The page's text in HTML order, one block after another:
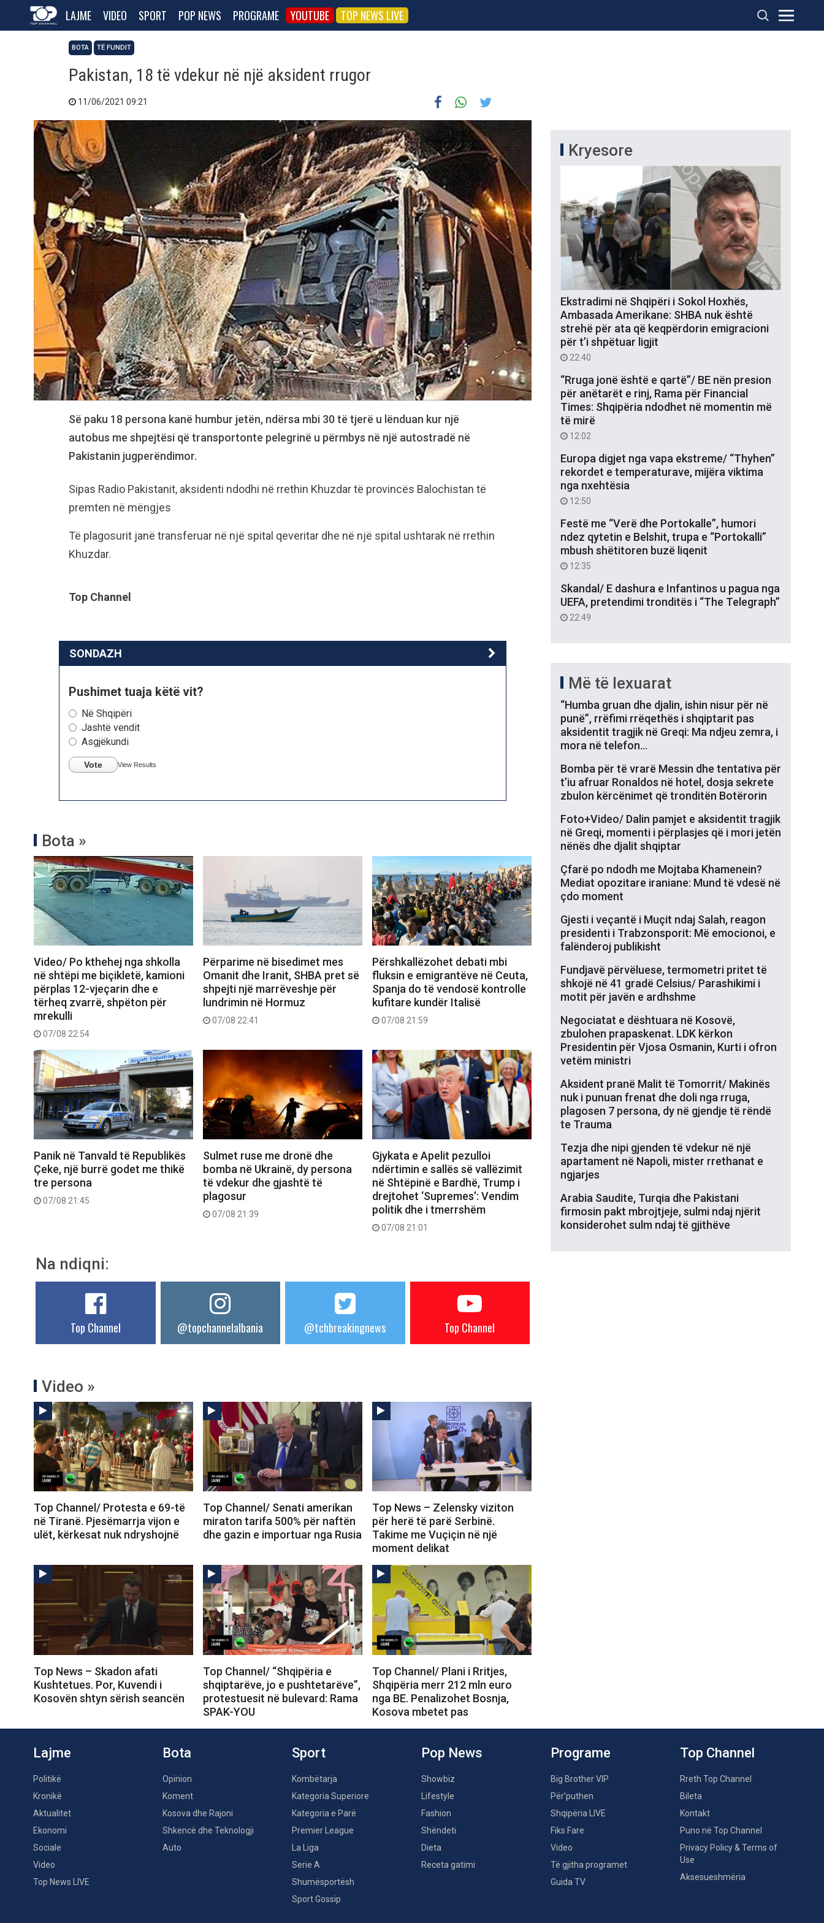
LAJME VIDEO SPORT POP NEWS PROGRAME YOUTUBE TOP NEWS LIVE
BOTA TË FUNDIT
Pakistan, 18 të vdekur në një aksident rrugor
11/06/2021 09:21
Së paku 18 persona kanë humbur jetën, ndërsa mbi 30 të tjerë u lënduan kur një
autobus me shpejtësi që transportonte pelegrinë u përmbys në një autostradë në
Pakistanin jugperëndimor.
Sipas Radio Pakistanit, aksidenti ndodhi në rrethin Khuzdar të provincës Balochistan të
premten në mëngjes
Të plagosurit janë transferuar në një spital qeveritar dhe në një spital ushtarak në rrethin
Khuzdar.
Top Channel
SONDAZH
Pushimet tuaja këtë vit?
Në Shqipëri
Jashtë vendit
Asgjëkundi
Vote View Results
Bota »
Video/ Po kthehej nga shkolla
në shtëpi me biçikletë, kamioni
përplas 12-vjeçarin dhe e
tërheq zvarrë, shpëton për
mrekulli
07/08 22:54
Përparime në bisedimet mes
Omanit dhe Iranit, SHBA pret së
shpejti një marrëveshje për
lundrimin në Hormuz
07/08 22:41
Përshkallëzohet debati mbi
fluksin e emigrantëve në Ceuta,
Spanja do të vendosë kontrolle
kufitare kundër Italisë
07/08 21:59
Panik në Tanvald të Republikës
Çeke, një burrë godet me thikë
tre persona
07/08 21:45
Sulmet ruse me dronë dhe
bomba në Ukrainë, dy persona
të vdekur dhe gjashtë të
plagosur
07/08 21:39
Gjykata e Apelit pezulloi
ndërtimin e sallës së vallëzimit
në Shtëpinë e Bardhë, Trump i
drejtohet ‘Supremes’: Vendim
politik dhe i tmerrshëm
07/08 21:01
Na ndiqni:
Top Channel @topchannelalbania @tchbreakingnews Top Channel
Video »
Top Channel/ Protesta e 69-të
në Tiranë. Pjesëmarrja vijon e
ulët, kërkesat nuk ndryshojnë
Top Channel/ Senati amerikan
miraton tarifa 500% për naftën
dhe gazin e importuar nga Rusia
Top News – Zelensky viziton
për herë të parë Serbinë.
Takime me Vuçiçin në një
moment delikat
Top News – Skadon afati
Kushtetues. Por, Kuvendi i
Kosovën shtyn sërish seancën
Top Channel/ “Shqipëria e
shqiptarëve, jo e pushtetarëve”,
protestuesit në bulevard: Rama
SPAK-YOU
Top Channel/ Plani i Rritjes,
Shqipëria merr 212 mln euro
nga BE. Penalizohet Bosnja,
Kosova mbetet pas
Kryesore
Ekstradimi në Shqipëri i Sokol Hoxhës,
Ambasada Amerikane: SHBA nuk është
strehë për ata që keqpërdorin emigracioni
për t’i shpëtuar ligjit
22:40
“Rruga jonë është e qartë”/ BE nën presion
për anëtarët e rinj, Rama për Financial
Times: Shqipëria ndodhet në momentin më
të mirë
12:02
Europa digjet nga vapa ekstreme/ “Thyhen”
rekordet e temperaturave, mijëra viktima
nga nxehtësia
12:50
Festë me “Verë dhe Portokalle”, humori
ndez qytetin e Belshit, trupa e “Portokalli”
mbush shëtitoren buzë liqenit
12:35
Skandal/ E dashura e Infantinos u pagua nga
UEFA, pretendimi tronditës i “The Telegraph”
22:49
Më të lexuarat
“Humba gruan dhe djalin, ishin nisur për në
punë”, rrëfimi rrëqethës i shqiptarit pas
aksidentit tragjik në Greqi: Ma ndjeu zemra, i
mora në telefon…
Bomba për të vrarë Messin dhe tentativa për
t’iu afruar Ronaldos në hotel, dosja sekrete
zbulon kërcënimet që tronditën Botërorin
Foto+Video/ Dalin pamjet e aksidentit tragjik
në Greqi, momenti i përplasjes që i mori jetën
nënës dhe djalit shqiptar
Çfarë po ndodh me Mojtaba Khamenein?
Mediat opozitare iraniane: Mund të vdesë në
çdo moment
Gjesti i veçantë i Muçit ndaj Salah, reagon
presidenti i Trabzonsporit: Më emocionoi, e
falënderoj publikisht
Fundjavë përvëluese, termometri pritet të
shkojë në 41 gradë Celsius/ Parashikimi i
motit për javën e ardhshme
Negociatat e dështuara në Kosovë,
zbulohen prapaskenat. LDK kërkon
Presidentin për Vjosa Osmanin, Kurti i ofron
vetëm ministri
Aksident pranë Malit të Tomorrit/ Makinës
nuk i punuan frenat dhe doli nga rruga,
plagosen 7 persona, dy në gjendje të rëndë
te Trauma
Tezja dhe nipi gjenden të vdekur në një
apartament në Napoli, mister rrethanat e
ngjarjes
Arabia Saudite, Turqia dhe Pakistani
firmosin pakt mbrojtjeje, sulmi ndaj njërit
konsiderohet sulm ndaj të gjithëve
Lajme
Politikë
Kronikë
Aktualitet
Ekonomi
Sociale
Video
Top News LIVE
Bota
Opinion
Koment
Kosova dhe Rajoni
Shkencë dhe Teknologji
Auto
Sport
Kombëtarja
Kategoria Superiore
Kategoria e Parë
Premier League
La Liga
Serie A
Shumësportësh
Sport Gossip
Pop News
Showbiz
Lifestyle
Fashion
Shëndeti
Dieta
Receta gatimi
Programe
Big Brother VIP
Për’puthen
Shqipëria LIVE
Fiks Fare
Video
Të gjitha programet
Guida TV
Top Channel
Rreth Top Channel
Bileta
Kontakt
Puno në Top Channel
Privacy Policy & Terms of
Use
Aksesueshmëria